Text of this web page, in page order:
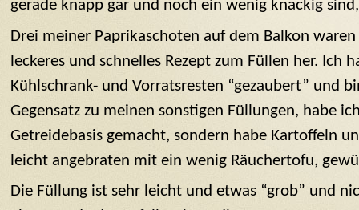
gerade knapp gar und noch ein wenig knackig
Drei meiner Paprikaschoten auf dem Balkon
leckeres und schnelles Rezept zum Füllen her. Ich
Kühlschrank- und Vorratsresten “gezaubert” und
Gegensatz zu meinen sonstigen Füllungen, habe
Getreidebasis gemacht, sondern habe Kartoffeln
leicht angebraten mit ein wenig Räuchertofu,
Die Füllung ist sehr leicht und etwas “grob” und